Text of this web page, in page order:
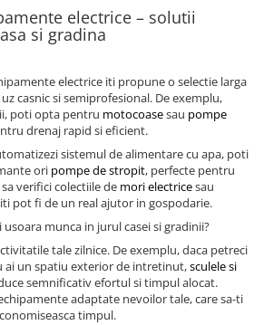
electrice – solutii
si gradina
electrice iti propune o selectie larga
casnic si semiprofesional. De exemplu,
poti opta pentru motocoasesau pompe
drenaj rapid si eficient.
sistemul de alimentare cu apa, poti
ori pompe de stropit, perfecte pentru
verifici colectiile de mori electricesau
iti pot fi de un real ajutor in gospodarie.
munca in jurul casei si gradinii?
tale zilnice. De exemplu, daca petreci
ai un spatiu exterior de intretinut,sculele si
semnificativ efortul si timpul alocat.
adaptate nevoilor tale, care sa-ti
timpul.